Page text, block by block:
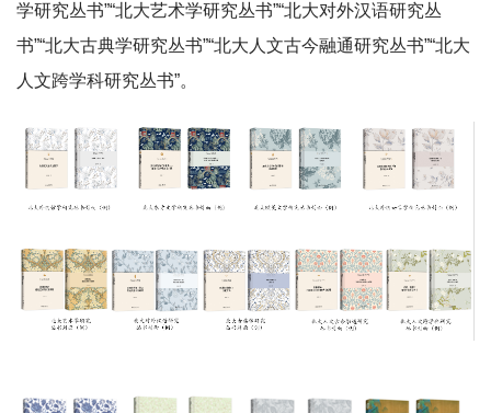
学研究丛书”“北大艺术学研究丛书”“北大对外汉语研究丛
书”“北大古典学研究丛书”“北大人文古今融通研究丛书”“北大
人文跨学科研究丛书”。